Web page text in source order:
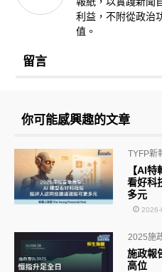
利益，不附從政治
值。
留言
你可能感興趣的文章
【AI
看好科
多元
TYFP新
2026-
施政報
高位
2025施